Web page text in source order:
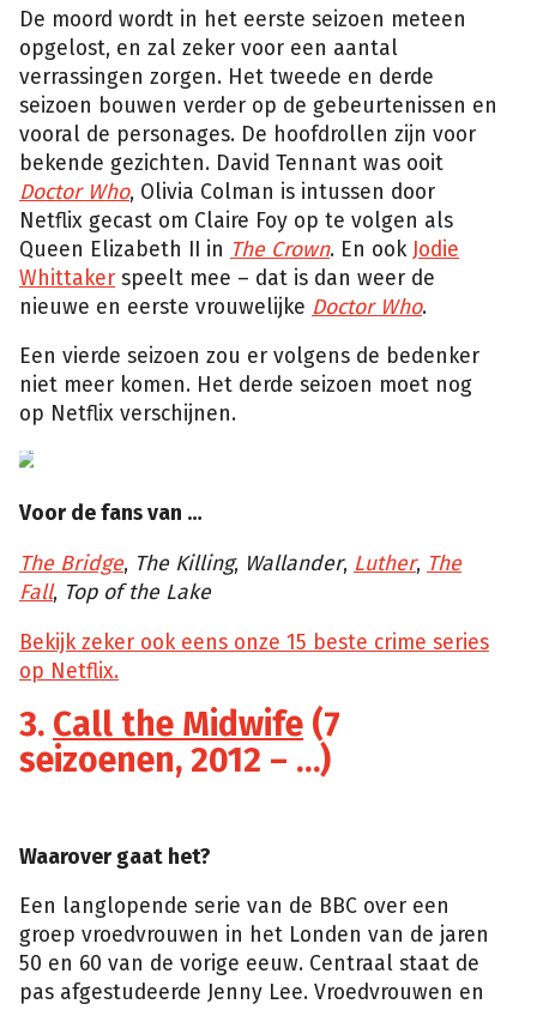
De moord wordt in het eerste seizoen meteen
opgelost, en zal zeker voor een aantal
verrassingen zorgen. Het tweede en derde
seizoen bouwen verder op de gebeurtenissen en
vooral de personages. De hoofdrollen zijn voor
bekende gezichten. David Tennant was ooit
Doctor Who, Olivia Colman is intussen door
Netflix gecast om Claire Foy op te volgen als
Queen Elizabeth II in The Crown. En ook Jodie
Whittaker speelt mee – dat is dan weer de
nieuwe en eerste vrouwelijke Doctor Who.
Een vierde seizoen zou er volgens de bedenker
niet meer komen. Het derde seizoen moet nog
op Netflix verschijnen.
Voor de fans van …
The Bridge, The Killing, Wallander, Luther, The
Fall, Top of the Lake
Bekijk zeker ook eens onze 15 beste crime series
op Netflix.
3. Call the Midwife (7
seizoenen, 2012 – …)
Waarover gaat het?
Een langlopende serie van de BBC over een
groep vroedvrouwen in het Londen van de jaren
50 en 60 van de vorige eeuw. Centraal staat de
pas afgestudeerde Jenny Lee. Vroedvrouwen en